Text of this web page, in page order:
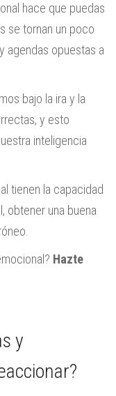
hace que puedas
se tornan un poco
agendas opuestas a
bajo la ira y la
y esto
inteligencia
tienen la capacidad
obtener una buena
Hazte
y